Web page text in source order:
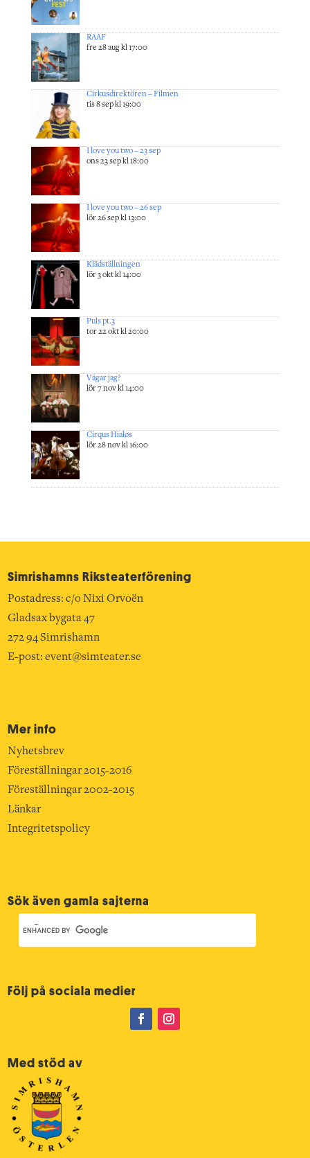
RAAF
fre 28 aug kl 17:00
Cirkusdirektören – Filmen
tis 8 sep kl 19:00
I love you two – 23 sep
ons 23 sep kl 18:00
I love you two – 26 sep
lör 26 sep kl 13:00
Klädställningen
lör 3 okt kl 14:00
Puls pt.3
tor 22 okt kl 20:00
Vågar jag?
lör 7 nov kl 14:00
Cirqus Hialøs
lör 28 nov kl 16:00
Simrishamns Riksteater­förening
Postadress: c/o Nixi Orvoën
Gladsax bygata 47
272 94 Simrishamn
E-post:event@simteater.se
Mer info
Nyhetsbrev
Föreställningar 2015-2016
Föreställningar 2002-2015
Länkar
Integritetspolicy
Sök även gamla sajterna
Följ på sociala medier
Med stöd av